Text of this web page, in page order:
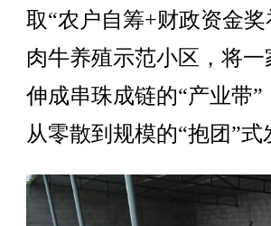
取“农户自筹+财政资金
肉牛养殖示范小区，将
伸成串珠成链的“产业带
从零散到规模的“抱团”式